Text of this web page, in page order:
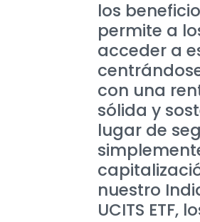
los
permite a
acceder a
con una
sólida y
lugar de
nuestro
UCITS ETF,